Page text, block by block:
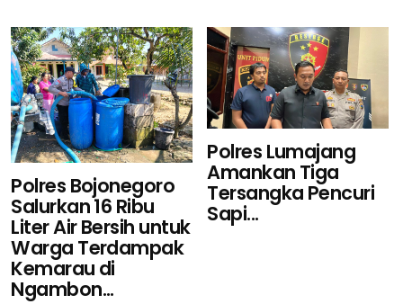
Polres Bojonegoro
Salurkan 16 Ribu
Liter Air Bersih untuk
Warga Terdampak
Kemarau di
Ngambon...
Polres Lumajang
Amankan Tiga
Tersangka Pencuri
Sapi...